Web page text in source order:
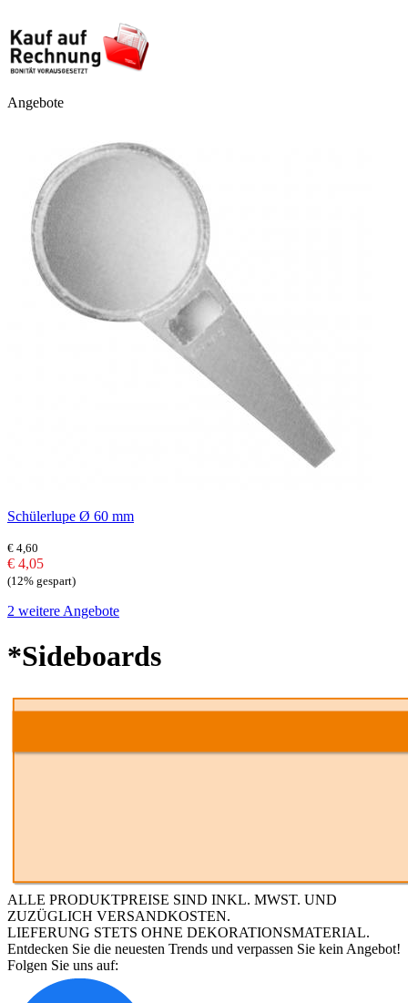
Angebote
Schülerlupe Ø 60 mm
€ 4,60
€ 4,05
(12% gespart)
2 weitere Angebote
*Sideboards
ALLE PRODUKTPREISE SIND INKL. MWST. UND
ZUZÜGLICH VERSANDKOSTEN.
LIEFERUNG STETS OHNE DEKORATIONSMATERIAL.
Entdecken Sie die neuesten Trends und verpassen Sie kein Angebot!
Folgen Sie uns auf: